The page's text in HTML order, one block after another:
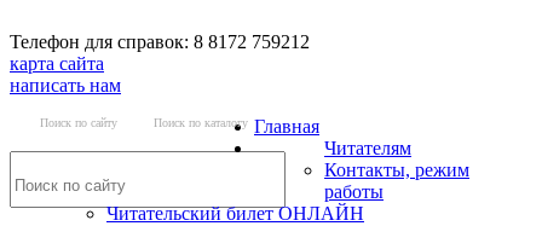
Телефон для справок: 8 8172 759212
карта сайта
написать нам
Поиск по сайту Поиск по каталогу Главная
Читателям
Контакты, режим
работы
Читательский билет ОНЛАЙН